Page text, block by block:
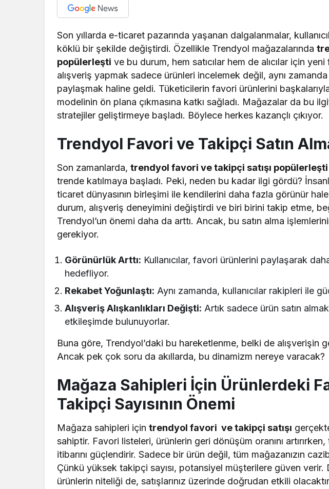
Son yıllarda e-ticaret pazarında yaşanan dalgalanmalar,
köklü bir şekilde değiştirdi. Özellikle Trendyol mağazalarında
popülerleşti ve bu durum, hem satıcılar hem de alıcılar için yeni
alışveriş yapmak sadece ürünleri incelemek değil, aynı
paylaşmak haline geldi. Tüketicilerin favori ürünlerini
modelinin ön plana çıkmasına katkı sağladı. Mağazalar da bu
stratejiler geliştirmeye başladı. Böylece herkes kazançlı çıkıyor.
Trendyol Favori ve Takipçi Satın
Son zamanlarda,trendyol favori ve takipçi satışı popülerleşti
trende katılmaya başladı. Peki, neden bu kadar ilgi gördü?
ticaret dünyasının birleşimi ile kendilerini daha fazla görünür
durum, alışveriş deneyimini değiştirdi ve biri birini takip etme,
Trendyol’un önemi daha da arttı. Ancak, bu satın alma
gerekiyor.
Görünürlük Arttı: Kullanıcılar, favori ürünlerini paylaşarak
hedefliyor.
Rekabet Yoğunlaştı: Aynı zamanda, kullanıcılar rakipleri ile
Alışveriş Alışkanlıkları Değişti: Artık sadece ürün satın
etkileşimde bulunuyorlar.
Buna göre, Trendyol’daki bu hareketlenme, belki de alışverişin
Ancak pek çok soru da akıllarda, bu dinamizm nereye varacak?
Mağaza Sahipleri İçin Ürünlerdeki
Takipçi Sayısının Önemi
Mağaza sahipleri içintrendyol favori ve takipçi satışı
sahiptir. Favori listeleri, ürünlerin geri dönüşüm oranını
itibarını güçlendirir. Sadece bir ürün değil, tüm mağazanızın
Çünkü yüksek takipçi sayısı, potansiyel müşterilere güven
ürünlerin niteliği de, satışlarınız üzerinde doğrudan etkili